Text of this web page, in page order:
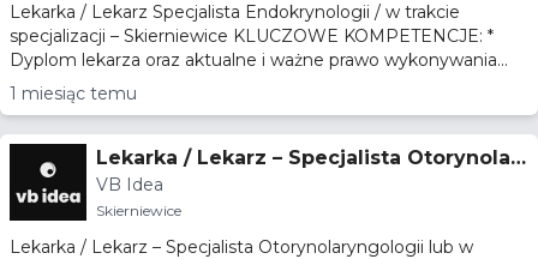
Lekarka / Lekarz Specjalista Endokrynologii / w trakcie
specjalizacji – Skierniewice KLUCZOWE KOMPETENCJE: *
Dyplom lekarza oraz aktualne i ważne prawo wykonywania...
1 miesiąc temu
Lekarka / Lekarz – Specjalista Otorynolar
yngologii lub w trakcie specjalizacji – Ski
erniewice
VB Idea
Skierniewice
Lekarka / Lekarz – Specjalista Otorynolaryngologii lub w